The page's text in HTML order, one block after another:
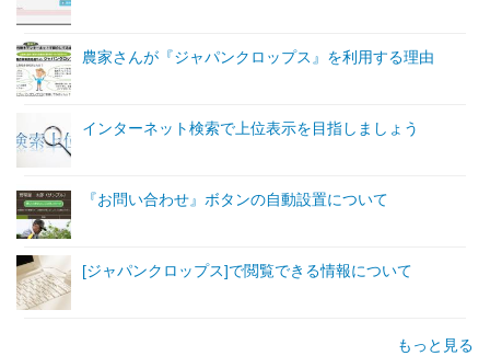
農家さんが『ジャパンクロップス』を利用する理由
インターネット検索で上位表示を目指しましょう
『お問い合わせ』ボタンの自動設置について
[ジャパンクロップス]で閲覧できる情報について
もっと見る